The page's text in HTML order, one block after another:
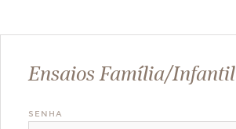
Ensaios Família/Infantil
SENHA